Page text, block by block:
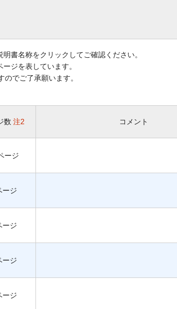
書名称をクリックしてご確認ください。
ジを表しています。
でご了承願います。
数 注2 コメント
ージ
ージ
ージ
ージ
ージ